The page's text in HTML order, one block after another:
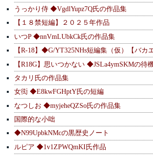
うっかり侍 ◆VgdlYupz7Q氏の作品集
【１８禁短編】２０２５年作品
いつP ◆nnVmLUbkCk氏の作品集
【R-18】◆G/YT325NHs短編集（仮）【バカ
【R18G】思いつかない ◆JSLa4ymSKMの待
タカリ氏の作品集
女衒 ◆E8kwFGHptY氏の短編
なつしお ◆myjeheQZSo氏の作品集
国際的な小咄
◆N99UpbkNMcの黒歴史ノート
ルピア ◆1v1ZPWQmKI氏作品